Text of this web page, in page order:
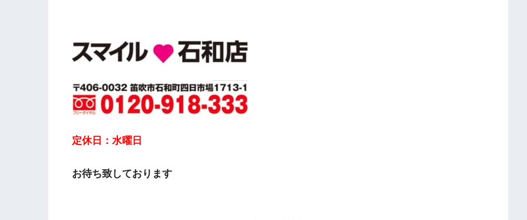
定休日：水曜日
お待ち致しております